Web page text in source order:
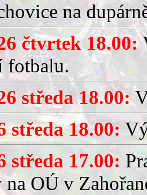
na
čtvrtek 18.00:
fotbalu.
středa 18.00:
středa 18.00:
středa 17.00:
na OÚ v